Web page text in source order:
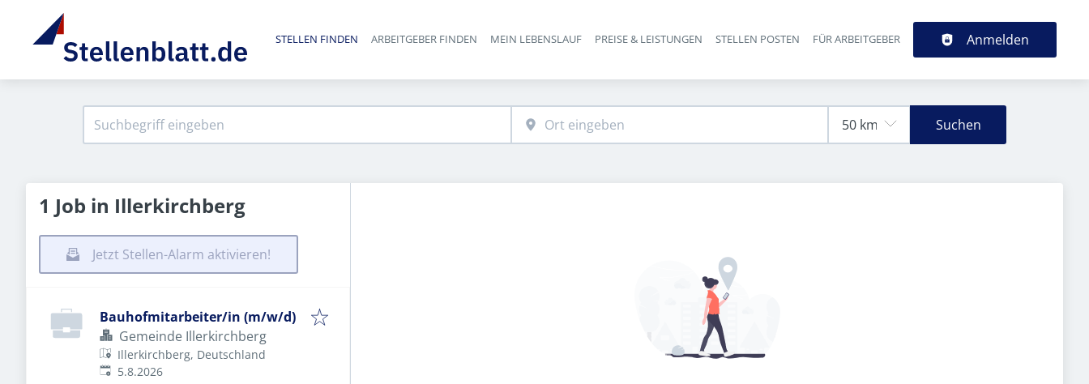
Haupt-Navigation
STELLEN FINDEN ARBEITGEBER FINDEN MEIN LEBENSLAUF PREISE & LEISTUNGEN STELLEN POSTEN FÜR ARBEITGEBER Anmelden
Suchen
1 Job in Illerkirchberg
Jetzt Stellen-Alarm aktivieren!
Bauhofmitarbeiter/in (m/w/d)
Gemeinde Illerkirchberg
Illerkirchberg, Deutschland
Veröffentlicht
5.8.2026